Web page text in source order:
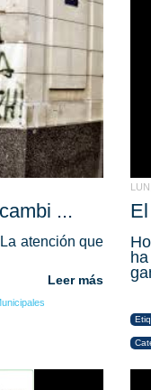
...
atención que
Leer más